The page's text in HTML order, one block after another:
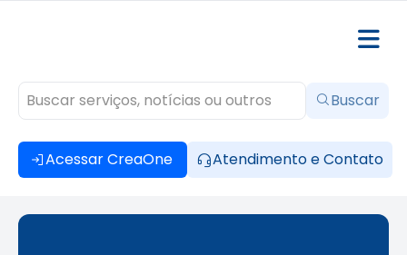
Acessar CreaOne Atendimento e Contato
Buscar